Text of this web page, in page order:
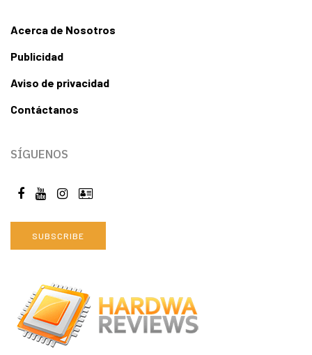
Acerca de Nosotros
Publicidad
Aviso de privacidad
Contáctanos
SÍGUENOS
SUBSCRIBE